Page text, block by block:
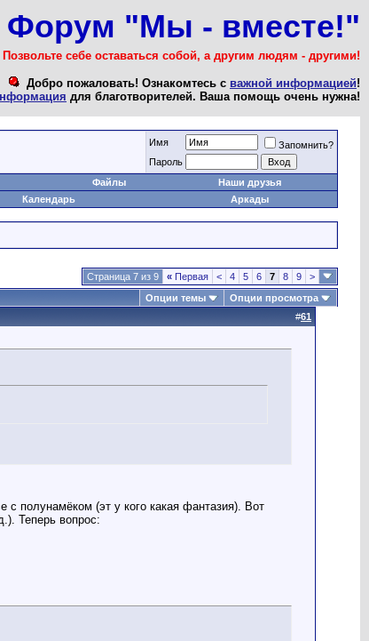
Форум "Мы - вместе!"
Позвольте себе оставаться собой, а другим людям - другими!
Добро пожаловать! Ознакомтесь с важной информацией!
для благотворителей. Ваша помощь очень нужна!
Имя
Запомнить?
Пароль
Файлы
Наши друзья
Календарь Аркады
Страница 7 из 9 « Первая < 4 5 6 7 8 9
>
Опции темы
Опции просмотра
#61
полунамёком (эт у кого какая фантазия). Вот
Теперь вопрос: